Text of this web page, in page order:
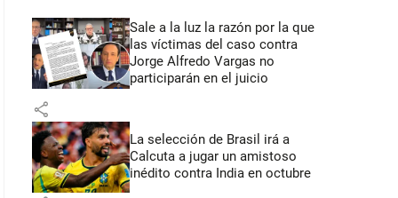
Sale a la luz la razón por la que
las víctimas del caso contra
Jorge Alfredo Vargas no
participarán en el juicio
share
La selección de Brasil irá a
Calcuta a jugar un amistoso
inédito contra India en octubre